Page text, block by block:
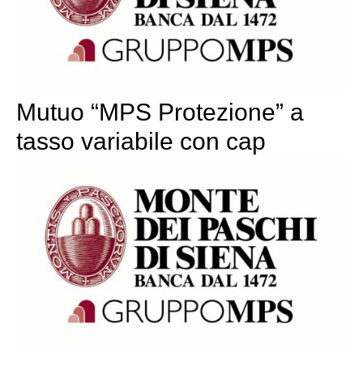
Mutuo “MPS Protezione” a
tasso variabile con cap